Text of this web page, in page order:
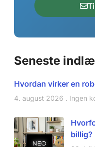
Seneste
Hvordan virker en
4. august 2026 Ingen
billig?